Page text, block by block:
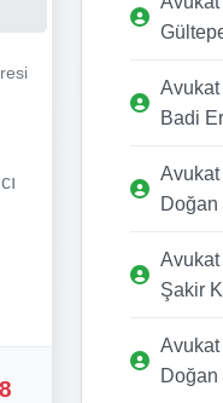
Avukat
Badi
Doğan
Avukat
Şakir
Doğan